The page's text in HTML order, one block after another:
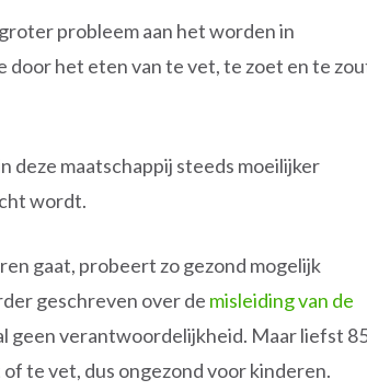
probleem aan het worden in
door het eten van te vet, te zoet en te
deze maatschappij steeds moeilijker
wordt.
gaat, probeert zo gezond mogelijk
geschreven over de misleiding van de
geen verantwoordelijkheid. Maar liefst
te vet, dus ongezond voor kinderen.